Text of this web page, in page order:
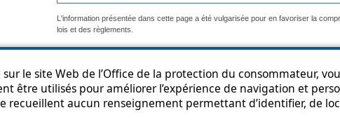
le site Web de l’Office de la protection du consommateur,
être utilisés pour améliorer l’expérience de navigation et
recueillent aucun renseignement permettant d’identifier, de
L'information présentée dans cette page a été vulgarisée pour en favoriser la
lois et des règlements.
Plan du site Accessibilité Politique de confidentialité Diffusion de l'information